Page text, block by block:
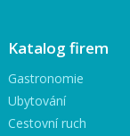
Katalog firem
Gastronomie
Ubytování
Cestovní ruch